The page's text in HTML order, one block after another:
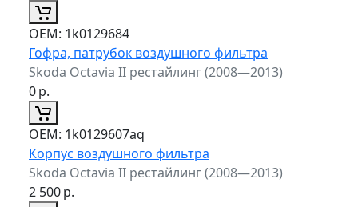
ОЕМ: 1k0129684
Гофра, патрубок воздушного фильтра
Skoda Octavia II рестайлинг (2008—2013)
0р.
ОЕМ: 1k0129607aq
Корпус воздушного фильтра
Skoda Octavia II рестайлинг (2008—2013)
2 500р.